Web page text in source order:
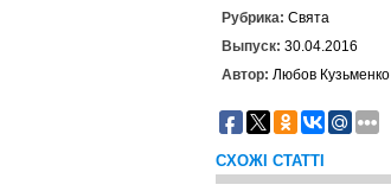
Рубрика: Свята
Выпуск: 30.04.2016
Автор: Любов Кузьменко
СХОЖІ СТАТТІ